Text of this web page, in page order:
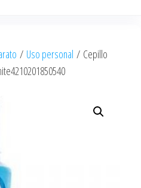
/ Uso personal / Cepillo